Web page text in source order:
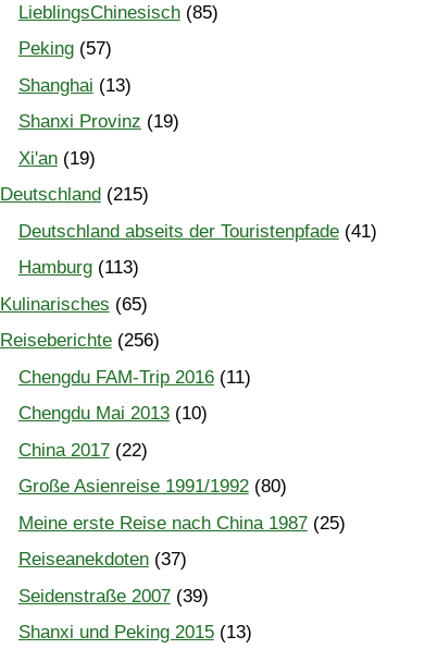
LieblingsChinesisch(85)
Peking(57)
Shanghai (13)
Shanxi Provinz (19)
Xi'an(19)
Deutschland(215)
Deutschland abseits der Touristenpfade(41)
Hamburg(113)
Kulinarisches (65)
Reiseberichte(256)
Chengdu FAM-Trip 2016(11)
Chengdu Mai 2013(10)
China 2017(22)
Große Asienreise 1991/1992(80)
Meine erste Reise nach China 1987(25)
Reiseanekdoten(37)
Seidenstraße 2007(39)
Shanxi und Peking 2015(13)